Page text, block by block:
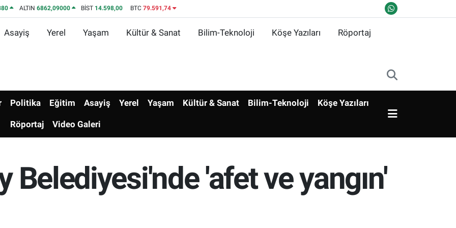
ALTIN 6862,09000 BİST 14.598,00 BTC 79.591,74
Asayiş Yerel Yaşam Kültür & Sanat Bilim-Teknoloji Köşe Yazıları Röportaj
Politika Eğitim Asayiş Yerel Yaşam Kültür & Sanat Bilim-Teknoloji Köşe Yazıları
Röportaj Video Galeri
Belediyesi'nde 'afet ve yangın'